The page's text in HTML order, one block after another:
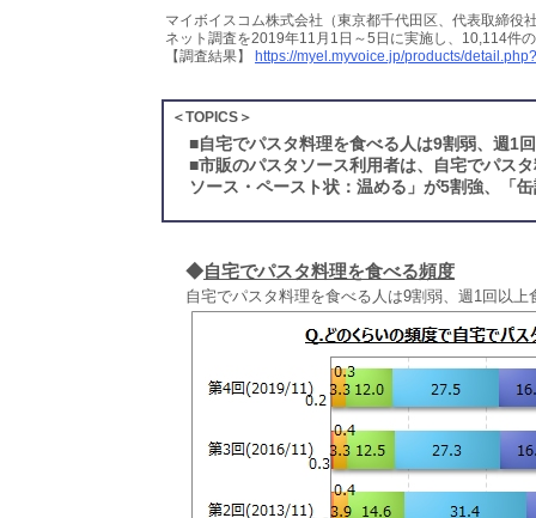
マイボイスコム株式会社（東京都千代田区、代表取締役
ネット調査を2019年11月1日～5日に実施し、10,114件
【調査結果】
https://myel.myvoice.jp/products/
＜TOPICS＞
■自宅でパスタ料理を食べる人は9割弱、週1
■市販のパスタソース利用者は、自宅でパス
ソース・ペースト状：温める」が5割強、「
◆自宅でパスタ料理を食べる頻度
自宅でパスタ料理を食べる人は9割弱、週1回以上